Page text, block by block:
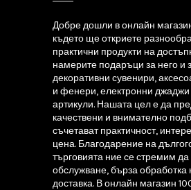
Добре дошли в онлайн
където ще откриете
практични продукти на
намерите подаръци за него и
декоративни сувенири,
и фенери, електронни джаджи
артикули. Нашата цел е да
качествени и внимателно
съчетават практичност,
цена. Благодарение на
търговията ние се стремим
обслужване, бърза обработка
доставка. В онлайн магазин